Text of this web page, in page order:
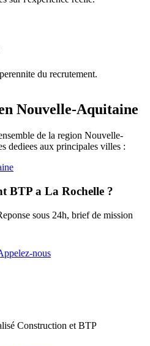
du recrutement.
Nouvelle-Aquitaine
de la region Nouvelle-
dediees aux principales villes :
BTP a La Rochelle ?
sous 24h, brief de mission
nous
Construction et BTP